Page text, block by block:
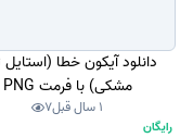
دانلود آیکون خطا (استایل
مشکی) با فرمت PNG
1 سال قبل 7
رایگان